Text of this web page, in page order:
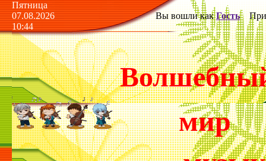
Пятница
07.08.2026
10:44
Вы вошли как Гость
мир